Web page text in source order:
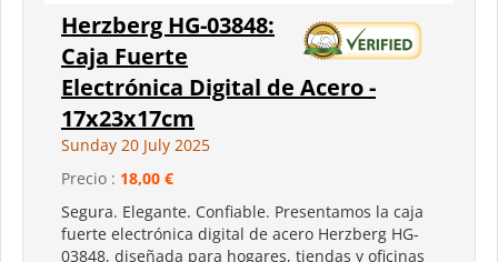
Herzberg HG-03848:
Caja Fuerte
Electrónica Digital de Acero -
17x23x17cm
Sunday 20 July 2025
Precio : 18,00 €
Segura. Elegante. Confiable. Presentamos la caja
fuerte electrónica digital de acero Herzberg HG-
03848, diseñada para hogares, tiendas y oficinas